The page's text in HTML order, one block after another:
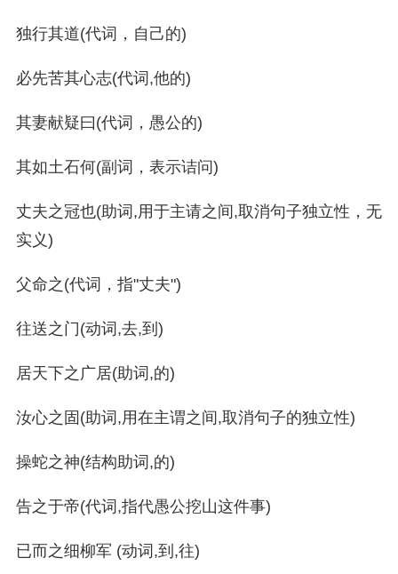
独行其道(代词，自己的)
必先苦其心志(代词,他的)
其妻献疑曰(代词，愚公的)
其如土石何(副词，表示诘问)
丈夫之冠也(助词,用于主请之间,取消句子独立性，无
实义)
父命之(代词，指"丈夫")
往送之门(动词,去,到)
居天下之广居(助词,的)
汝心之固(助词,用在主谓之间,取消句子的独立性)
操蛇之神(结构助词,的)
告之于帝(代词,指代愚公挖山这件事)
已而之细柳军 (动词,到,往)